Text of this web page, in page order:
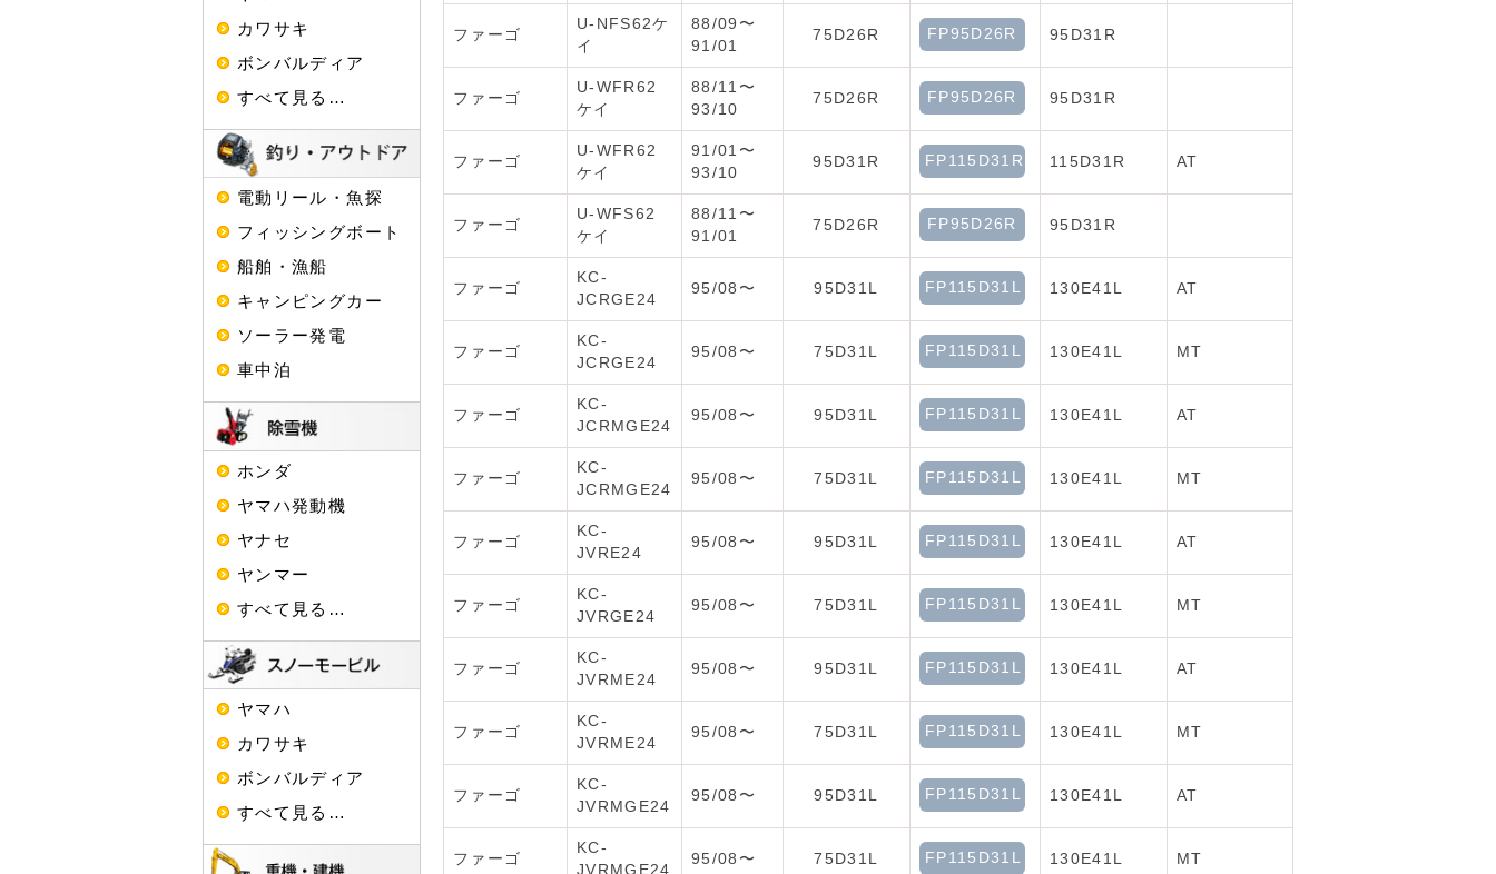
ファーゴ
U-NFS62ケ
イ
88/09〜
91/01
75D26R FP95D26R 95D31R
ファーゴ
U-WFR62
ケイ
88/11〜
93/10
75D26R FP95D26R 95D31R
ファーゴ
U-WFR62
ケイ
91/01〜
93/10
95D31R FP115D31R 115D31R AT
ファーゴ
U-WFS62
ケイ
88/11〜
91/01
75D26R FP95D26R 95D31R
ファーゴ
KC-
JCRGE24
95/08〜 95D31L FP115D31L 130E41L AT
ファーゴ
KC-
JCRGE24
95/08〜 75D31L FP115D31L 130E41L MT
ファーゴ
KC-
JCRMGE24
95/08〜 95D31L FP115D31L 130E41L AT
ファーゴ
KC-
JCRMGE24
95/08〜 75D31L FP115D31L 130E41L MT
ファーゴ
KC-
JVRE24
95/08〜 95D31L FP115D31L 130E41L AT
ファーゴ
KC-
JVRGE24
95/08〜 75D31L FP115D31L 130E41L MT
ファーゴ
KC-
JVRME24
95/08〜 95D31L FP115D31L 130E41L AT
ファーゴ
KC-
JVRME24
95/08〜 75D31L FP115D31L 130E41L MT
ファーゴ
KC-
JVRMGE24
95/08〜 95D31L FP115D31L 130E41L AT
ファーゴ
KC-
JVRMGE24
95/08〜 75D31L FP115D31L 130E41L MT
カワサキ
ボンバルディア
すべて見る…
電動リール・魚探
フィッシングボート
船舶・漁船
キャンピングカー
ソーラー発電
車中泊
ホンダ
ヤマハ発動機
ヤナセ
ヤンマー
すべて見る…
ヤマハ
カワサキ
ボンバルディア
すべて見る…